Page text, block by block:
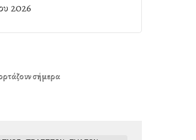
2026
σήμερα